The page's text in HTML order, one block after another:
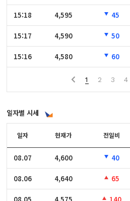
15:18
15:17
15:16
15:18 4,595 45
15:17 4,590 50
15:16 4,580 60
1 2 3 4
일자별 시세
일자
08.07
08.06
일자 현재가 전일비
08.07 4,600 40
08.06 4,640 65